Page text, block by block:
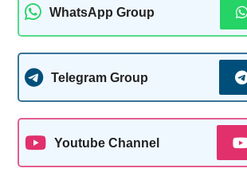
WhatsApp Group
Telegram Group
Youtube Channel